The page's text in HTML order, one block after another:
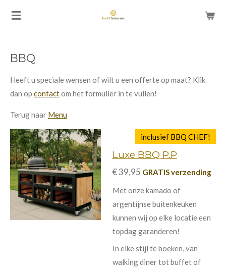
Ga
de
hoofdinhoud
BBQ
Heeft u speciale wensen of wilt u een offerte op maat? Klik
dan op contactom het formulier in te vullen!
Terug naar Menu
inclusief BBQ CHEF!
Luxe BBQ P.P
€ 39,95 GRATIS verzending
Met onze kamado of
argentijnse buitenkeuken
kunnen wij op elke locatie een
topdag garanderen!
In elke stijl te boeken, van
walking diner tot buffet of